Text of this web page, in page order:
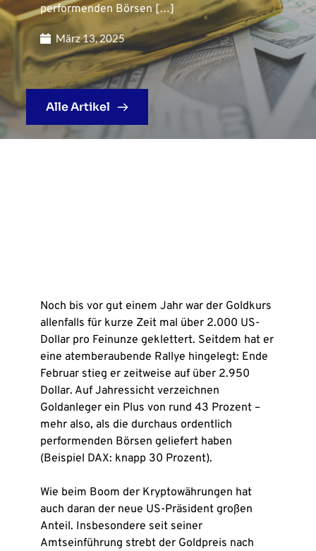
performenden Börsen […]
März 13, 2025
Alle Artikel
Noch bis vor gut einem Jahr war der Goldkurs
allenfalls für kurze Zeit mal über 2.000 US-
Dollar pro Feinunze geklettert. Seitdem hat er
eine atemberaubende Rallye hingelegt: Ende
Februar stieg er zeitweise auf über 2.950
Dollar. Auf Jahressicht verzeichnen
Goldanleger ein Plus von rund 43 Prozent –
mehr also, als die durchaus ordentlich
performenden Börsen geliefert haben
(Beispiel DAX: knapp 30 Prozent).
Wie beim Boom der Kryptowährungen hat
auch daran der neue US-Präsident großen
Anteil. Insbesondere seit seiner
Amtseinführung strebt der Goldpreis nach